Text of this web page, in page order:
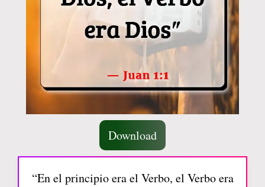
Download
“En el principio era el Verbo, el Verbo era